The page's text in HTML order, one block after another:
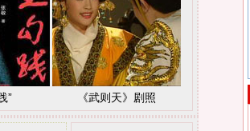
” 《武则天》剧照